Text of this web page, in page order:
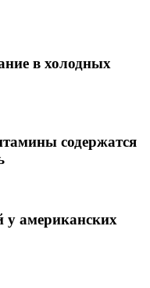
в холодных
содержатся
у американских